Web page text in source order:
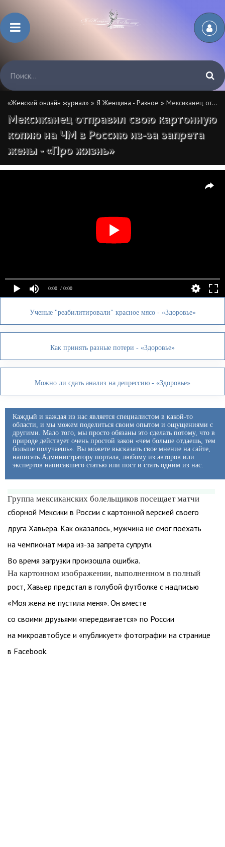
«Женский онлайн журнал» » Я Женщина - Разное » Мексиканец отправил свою картонную копию на ЧМ в Россию из-за запрета жены - «Про жизнь»
Мексиканец отправил свою картонную
копию на ЧМ в Россию из-за запрета
жены - «Про жизнь»
0:00 / 0:00
Ученые "реабилитировали" красное мясо - «Здоровье»
Как принять разные потери - «Здоровье»
Можно ли сдать анализ на депрессию - «Здоровье»
Каждый и каждая из нас является специалистом в какой-то
области, и мы можем поделиться своим опытом и ощущениями с
другими. Мало того, мы просто обязаны это сделать потому, что в
природе действует очень простой закон «чем больше отдаешь, тем
больше получаешь». Вы можете высказать свое мнение на сайте,
написать Администратору портала, любому из авторов или
экспертов написавшего статью или пост и стать одним из нас.
Группа мексиканских болельщиков посещает матчи
сборной Мексики в России с картонной версией своего
друга Хавьера. Как оказалось, мужчина не смог поехать
на чемпионат мира из-за запрета супруги.
Во время загрузки произошла ошибка.
На картонном изображении, выполненном в полный
рост, Хавьер предстал в голубой футболке с надписью
«Моя жена не пустила меня». Он вместе
со своими друзьями «передвигается» по России
на микроавтобусе и «публикует» фотографии на странице
в Facebook.